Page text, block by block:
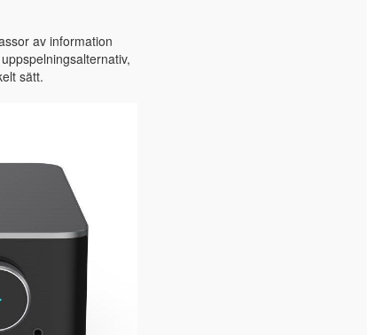
av information
sätt.